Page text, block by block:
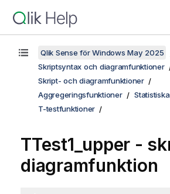
Qlik Sense för Windows May 2025
Skriptsyntax och diagramfunktioner
Skript- och diagramfunktioner
Aggregeringsfunktioner
T-testfunktioner
TTest1_upper -
diagramfunktion